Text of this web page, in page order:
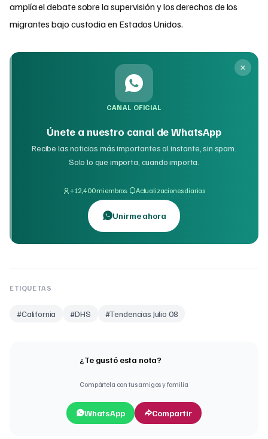
amplía el debate sobre la supervisión y los derechos de los
migrantes bajo custodia en Estados Unidos.
CANAL OFICIAL
Únete a nuestro canal de WhatsApp
Recibe las noticias más importantes al instante, sin spam.
Solo lo que importa, cuando importa.
+12,400 miembros· Actualizaciones diarias
Unirme ahora
ETIQUETAS
#California #DHS #Tendencias Julio 08
¿Te gustó esta nota?
Compártela con tus amigos y familia
WhatsApp Compartir